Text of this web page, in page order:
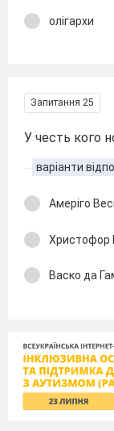
олігархи
Запитання 25
У честь кого
варіанти
Амеріго
Христофор
Васко да